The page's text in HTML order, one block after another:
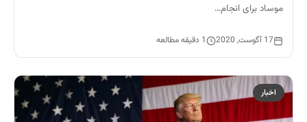
موساد برای انجام…
17 آگوست, 2020 1 دقیقه مطالعه
اخبار